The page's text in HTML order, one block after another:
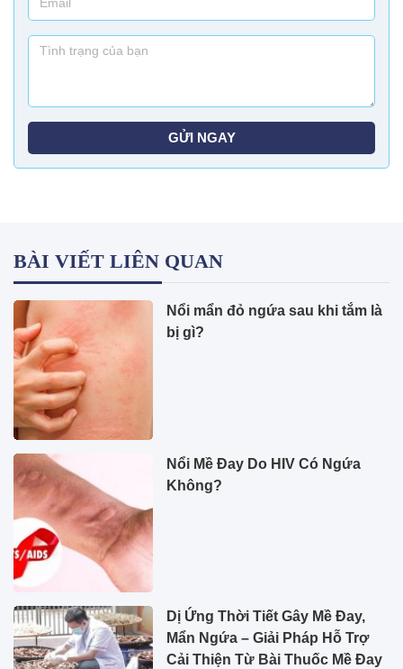
GỬI NGAY
BÀI VIẾT LIÊN QUAN
Nổi mẩn đỏ ngứa sau khi tắm là
bị gì?
Nổi Mề Đay Do HIV Có Ngứa
Không?
Dị Ứng Thời Tiết Gây Mề Đay,
Mẩn Ngứa – Giải Pháp Hỗ Trợ
Cải Thiện Từ Bài Thuốc Mề Đay